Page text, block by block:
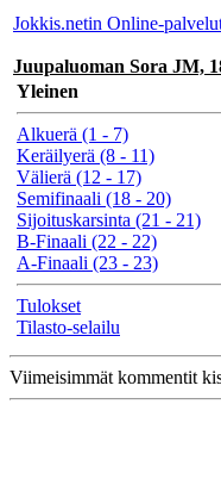
Jokkis.netin Online-
Juupaluoman Sora JM,
Yleinen
Alkuerä (1 - 7)
Keräilyerä (8 - 11)
Välierä (12 - 17)
Semifinaali (18 - 20)
Sijoituskarsinta (21 - 21)
B-Finaali (22 - 22)
A-Finaali (23 - 23)
Tulokset
Tilasto-selailu
Viimeisimmät kommentit